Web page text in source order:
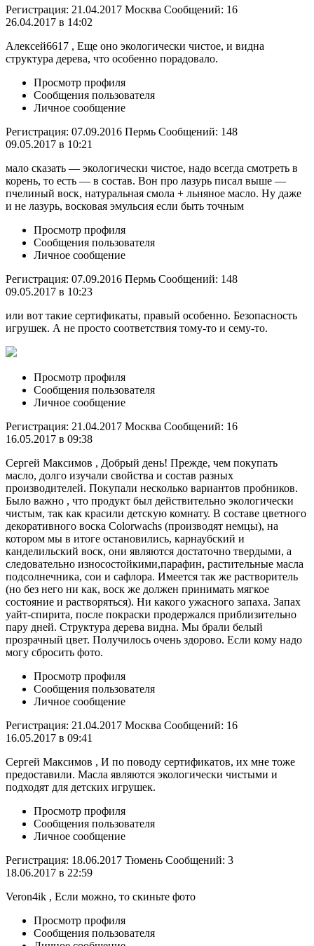
Регистрация: 21.04.2017 Москва Сообщений: 16
26.04.2017 в 14:02
Алексей6617 , Еще оно экологически чистое, и видна
структура дерева, что особенно порадовало.
Просмотр профиля
Сообщения пользователя
Личное сообщение
Регистрация: 07.09.2016 Пермь Сообщений: 148
09.05.2017 в 10:21
мало сказать — экологически чистое, надо всегда смотреть в
корень, то есть — в состав. Вон про лазурь писал выше —
пчелиный воск, натуральная смола + льняное масло. Ну даже
и не лазурь, восковая эмульсия если быть точным
Просмотр профиля
Сообщения пользователя
Личное сообщение
Регистрация: 07.09.2016 Пермь Сообщений: 148
09.05.2017 в 10:23
или вот такие сертификаты, правый особенно. Безопасность
игрушек. А не просто соответствия тому-то и сему-то.
Просмотр профиля
Сообщения пользователя
Личное сообщение
Регистрация: 21.04.2017 Москва Сообщений: 16
16.05.2017 в 09:38
Сергей Максимов , Добрый день! Прежде, чем покупать
масло, долго изучали свойства и состав разных
производителей. Покупали несколько вариантов пробников.
Было важно , что продукт был действительно экологически
чистым, так как красили детскую комнату. В составе цветного
декоративного воска Colorwachs (производят немцы), на
котором мы в итоге остановились, карнаубский и
канделильский воск, они являются достаточно твердыми, а
следовательно износостойкими,парафин, растительные масла
подсолнечника, сои и сафлора. Имеется так же растворитель
(но без него ни как, воск же должен принимать мягкое
состояние и растворяться). Ни какого ужасного запаха. Запах
уайт-спирита, после покраски продержался приблизительно
пару дней. Структура дерева видна. Мы брали белый
прозрачный цвет. Получилось очень здорово. Если кому надо
могу сбросить фото.
Просмотр профиля
Сообщения пользователя
Личное сообщение
Регистрация: 21.04.2017 Москва Сообщений: 16
16.05.2017 в 09:41
Сергей Максимов , И по поводу сертификатов, их мне тоже
предоставили. Масла являются экологически чистыми и
подходят для детских игрушек.
Просмотр профиля
Сообщения пользователя
Личное сообщение
Регистрация: 18.06.2017 Тюмень Сообщений: 3
18.06.2017 в 22:59
Veron4ik , Если можно, то скиньте фото
Просмотр профиля
Сообщения пользователя